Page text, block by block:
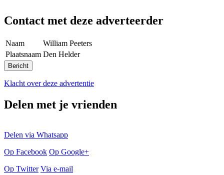
Contact met deze adverteerder
Naam
William Peeters
Plaatsnaam Den Helder
Klacht over deze advertentie
Delen met je vrienden
Delen via Whatsapp
Op Facebook Op Google+
Op Twitter Via e-mail